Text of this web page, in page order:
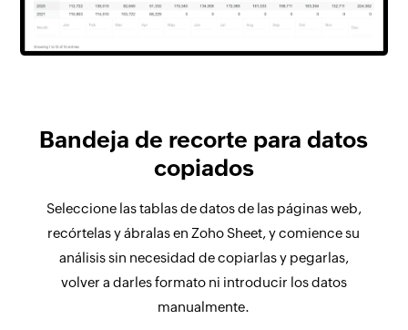
Bandeja de recorte para datos
copiados
Seleccione las tablas de datos de las páginas web,
recórtelas y ábralas en Zoho Sheet, y comience su
análisis sin necesidad de copiarlas y pegarlas,
volver a darles formato ni introducir los datos
manualmente.